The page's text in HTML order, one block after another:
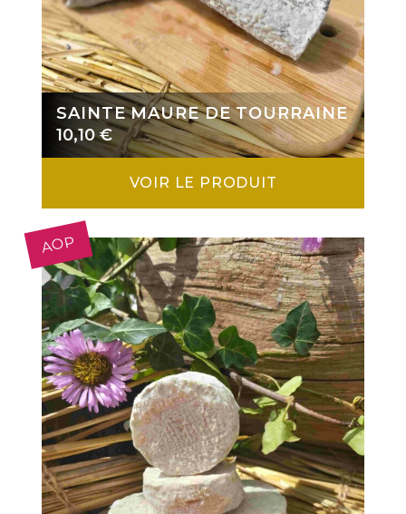
SAINTE MAURE DE TOURRAINE
10,10€
VOIR LE PRODUIT
AOP